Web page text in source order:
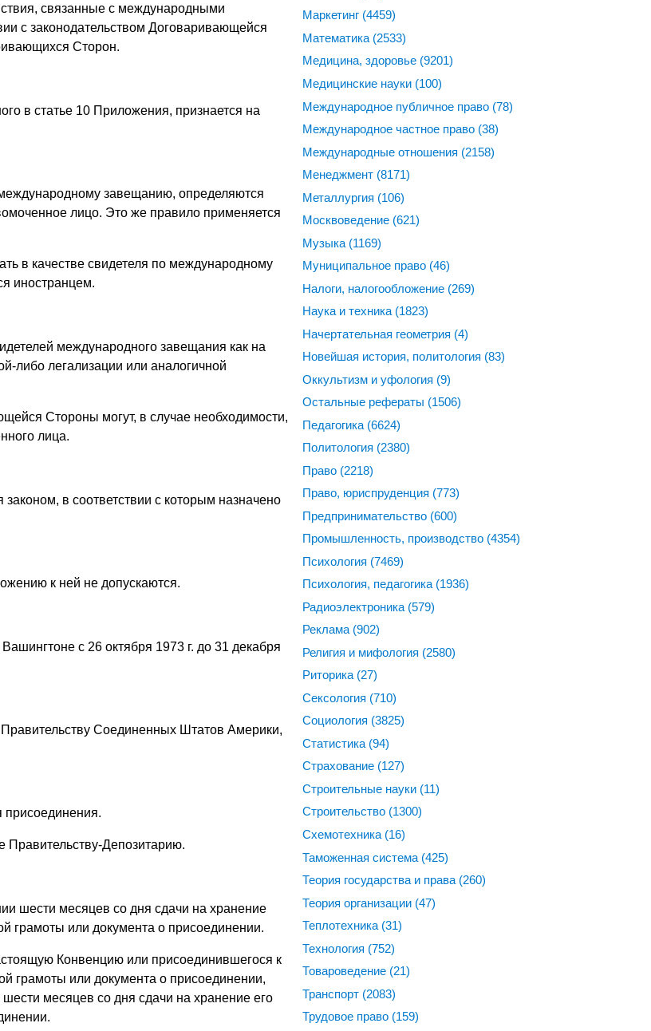
связанные с международными
с законодательством Договаривающейся
Сторон.
в статье 10 Приложения, признается на
завещанию, определяются
лицо. Это же правило применяется
в качестве свидетеля по международному
иностранцем.
международного завещания как на
либо легализации или аналогичной
Стороны могут, в случае необходимости,
лица.
в соответствии с которым назначено
к ней не допускаются.
с 26 октября 1973 г. до 31 декабря
Соединенных Штатов Америки,
присоединения.
Правительству-Депозитарию.
шести месяцев со дня сдачи на хранение
грамоты или документа о присоединении.
Конвенцию или присоединившегося к
грамоты или документа о присоединении,
месяцев со дня сдачи на хранение его
Маркетинг (4459)
Математика (2533)
Медицина, здоровье (9201)
Медицинские науки (100)
Международное публичное право (78)
Международное частное право (38)
Международные отношения (2158)
Менеджмент (8171)
Металлургия (106)
Москвоведение (621)
Музыка (1169)
Муниципальное право (46)
Налоги, налогообложение (269)
Наука и техника (1823)
Начертательная геометрия (4)
Новейшая история, политология (83)
Оккультизм и уфология (9)
Остальные рефераты (1506)
Педагогика (6624)
Политология (2380)
Право (2218)
Право, юриспруденция (773)
Предпринимательство (600)
Промышленность, производство (4354)
Психология (7469)
Психология, педагогика (1936)
Радиоэлектроника (579)
Реклама (902)
Религия и мифология (2580)
Риторика (27)
Сексология (710)
Социология (3825)
Статистика (94)
Страхование (127)
Строительные науки (11)
Строительство (1300)
Схемотехника (16)
Таможенная система (425)
Теория государства и права (260)
Теория организации (47)
Теплотехника (31)
Технология (752)
Товароведение (21)
Транспорт (2083)
Трудовое право (159)